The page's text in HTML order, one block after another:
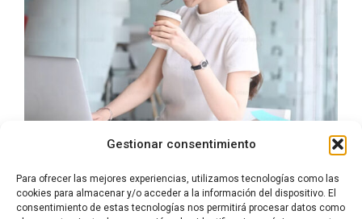
Gestionar consentimiento
Para ofrecer las mejores experiencias, utilizamos tecnologías como las
cookies para almacenar y/o acceder a la información del dispositivo. El
consentimiento de estas tecnologías nos permitirá procesar datos como